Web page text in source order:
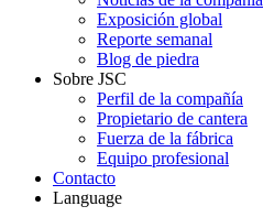
Exposición global
Reporte semanal
Blog de piedra
Sobre JSC
Perfil de la compañía
Propietario de cantera
Fuerza de la fábrica
Equipo profesional
Contacto
Language